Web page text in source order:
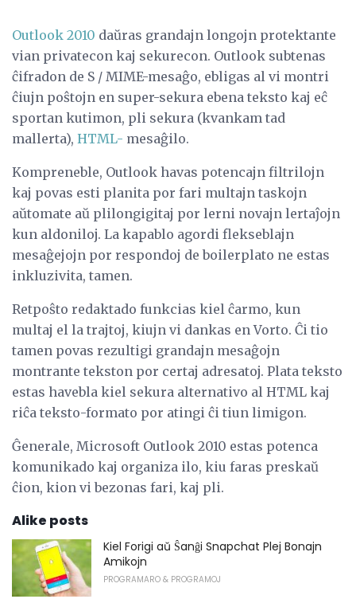
Outlook 2010 daŭras grandajn longojn protektante
vian privatecon kaj sekurecon. Outlook subtenas
ĉifradon de S / MIME-mesaĝo, ebligas al vi montri
ĉiujn poŝtojn en super-sekura ebena teksto kaj eĉ
sportan kutimon, pli sekura (kvankam tad
mallerta), HTML- mesaĝilo.
Kompreneble, Outlook havas potencajn filtrilojn
kaj povas esti planita por fari multajn taskojn
aŭtomate aŭ plilongigitaj por lerni novajn lertaĵojn
kun aldoniloj. La kapablo agordi flekseblajn
mesaĝejojn por respondoj de boilerplato ne estas
inkluzivita, tamen.
Retpoŝto redaktado funkcias kiel ĉarmo, kun
multaj el la trajtoj, kiujn vi dankas en Vorto. Ĉi tio
tamen povas rezultigi grandajn mesaĝojn
montrante tekston por certaj adresatoj. Plata teksto
estas havebla kiel sekura alternativo al HTML kaj
riĉa teksto-formato por atingi ĉi tiun limigon.
Ĝenerale, Microsoft Outlook 2010 estas potenca
komunikado kaj organiza ilo, kiu faras preskaŭ
ĉion, kion vi bezonas fari, kaj pli.
Alike posts
Kiel Forigi aŭ Ŝanĝi Snapchat Plej Bonajn
Amikojn
PROGRAMARO & PROGRAMOJ